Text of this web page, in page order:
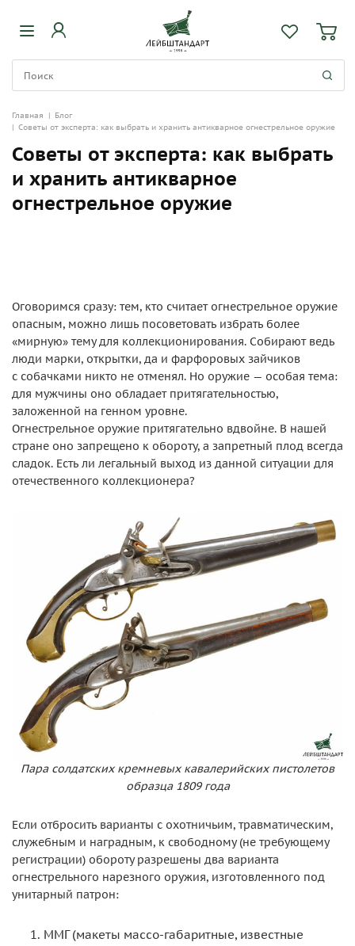
Главная | Блог
| Советы от эксперта: как выбрать и хранить антикварное огнестрельное оружие
Советы от эксперта: как выбрать
и хранить антикварное
огнестрельное оружие
Оговоримся сразу: тем, кто считает огнестрельное оружие
опасным, можно лишь посоветовать избрать более
«мирную» тему для коллекционирования. Собирают ведь
люди марки, открытки, да и фарфоровых зайчиков
с собачками никто не отменял. Но оружие — особая тема:
для мужчины оно обладает притягательностью,
заложенной на генном уровне.
Огнестрельное оружие притягательно вдвойне. В нашей
стране оно запрещено к обороту, а запретный плод всегда
сладок. Есть ли легальный выход из данной ситуации для
отечественного коллекционера?
Пара солдатских кремневых кавалерийских пистолетов
образца 1809 года
Если отбросить варианты с охотничьим, травматическим,
служебным и наградным, к свободному (не требующему
регистрации) обороту разрешены два варианта
огнестрельного нарезного оружия, изготовленного под
унитарный патрон:
ММГ (макеты массо-габаритные, известные